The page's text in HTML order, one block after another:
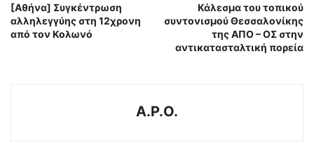
[Αθήνα] Συγκέντρωση
αλληλεγγύης στη 12χρονη
από τον Κολωνό
Κάλεσμα του τοπικού
συντονισμού Θεσσαλονίκης
της ΑΠΟ – ΟΣ στην
αντικατασταλτική πορεία
A.P.O.